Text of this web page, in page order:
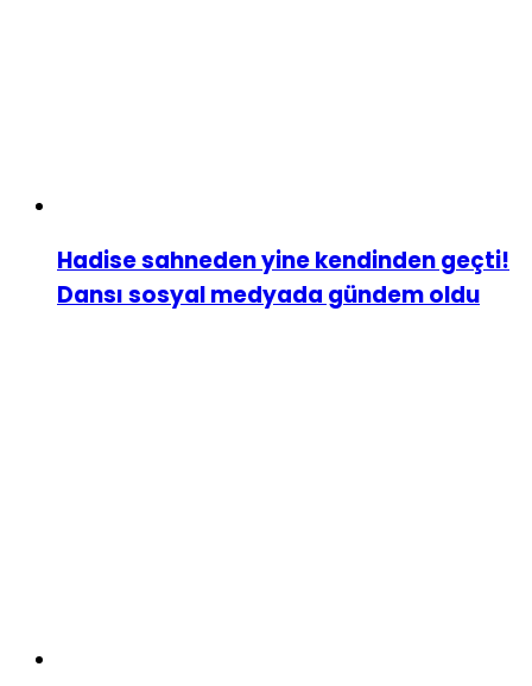
Hadise sahneden yine kendinden geçti!
Dansı sosyal medyada gündem oldu